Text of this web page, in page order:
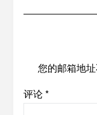
您的邮箱地址
评论*